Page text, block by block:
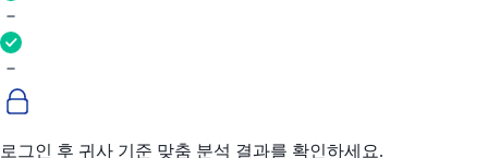
로그인 후 귀사 기준 맞춤 분석 결과를 확인하세요.